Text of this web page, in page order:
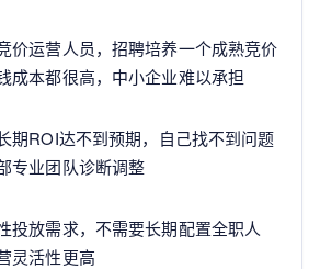
价运营人员，招聘培养一个成熟竞价
成本都很高，中小企业难以承担
期ROI达不到预期，自己找不到问题
专业团队诊断调整
投放需求，不需要长期配置全职人
灵活性更高